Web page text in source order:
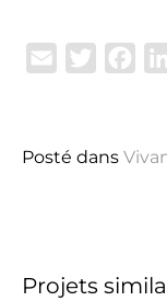
Email Twitter
Posté dans
Projets